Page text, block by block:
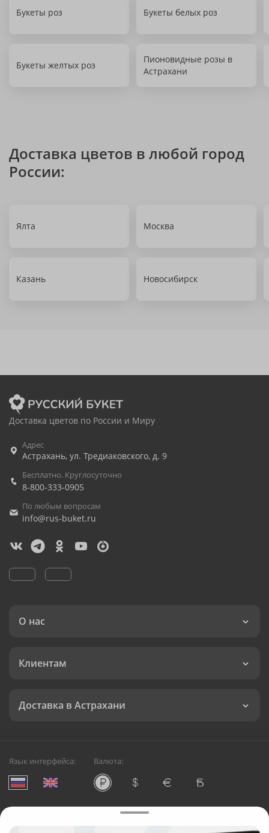
Букеты роз Букеты белых роз
Букеты желтых роз
Пионовидные розы в
Астрахани
Доставка цветов в любой город
России:
Ялта Москва
Казань Новосибирск
Доставка цветов по России и Миру
Адрес
Астрахань, ул. Тредиаковского, д. 9
Бесплатно. Круглосуточно
8-800-333-0905
По любым вопросам
info@rus-buket.ru
О нас
Клиентам
Доставка в Астрахани
Язык интерфейса: Валюта:
Служба круглосуточной доставки цветов в Астрахани
Русский Букет, 2026